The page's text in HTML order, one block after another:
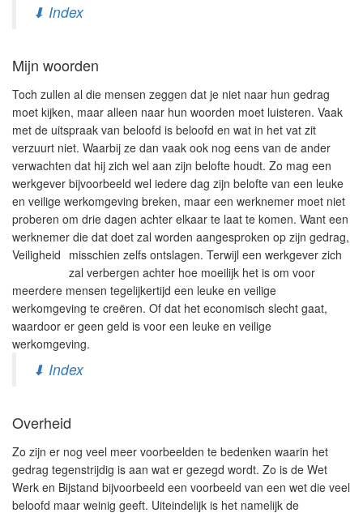
⬇ Index
Mijn woorden
Toch zullen al die mensen zeggen dat je niet naar hun gedrag
moet kijken, maar alleen naar hun woorden moet luisteren. Vaak
met de uitspraak van beloofd is beloofd en wat in het vat zit
verzuurt niet. Waarbij ze dan vaak ook nog eens van de ander
verwachten dat hij zich wel aan zijn belofte houdt. Zo mag een
werkgever bijvoorbeeld wel iedere dag zijn belofte van een leuke
en veilige werkomgeving breken, maar een werknemer moet niet
proberen om drie dagen achter elkaar te laat te komen. Want een
werknemer die dat doet zal worden aangesproken op zijn
Veiligheid
gedrag,
misschien zelfs ontslagen. Terwijl een werkgever zich
zal verbergen achter hoe moeilijk het is om voor
meerdere mensen tegelijkertijd een leuke en veilige
werkomgeving te creëren. Of dat het economisch slecht gaat,
waardoor er geen geld is voor een leuke en veilige
werkomgeving.
⬇ Index
Overheid
Zo zijn er nog veel meer voorbeelden te bedenken waarin het
gedrag tegenstrijdig is aan wat er gezegd wordt. Zo is de Wet
Werk en Bijstand bijvoorbeeld een voorbeeld van een wet die veel
beloofd maar weinig geeft. Uiteindelijk is het namelijk de